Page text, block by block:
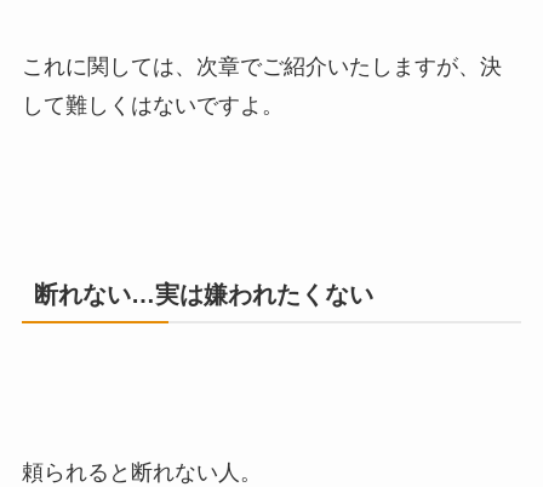
これに関しては、次章でご紹介いたしますが、決
して難しくはないですよ。
断れない…実は嫌われたくない
頼られると断れない人。